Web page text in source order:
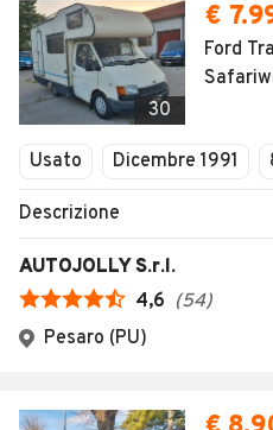
30
€
Ford
Usato Dicembre 1991
Descrizione
AUTOJOLLY S.r.l.
4,6 (54)
Pesaro (PU)